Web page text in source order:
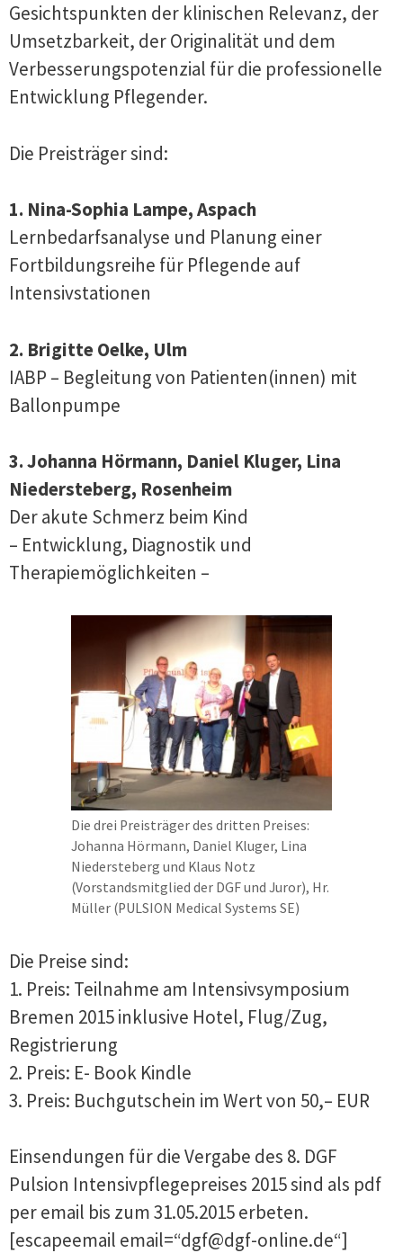
Gesichtspunkten der klinischen Relevanz, der
Umsetzbarkeit, der Originalität und dem
Verbesserungspotenzial für die professionelle
Entwicklung Pflegender.
Die Preisträger sind:
1. Nina-Sophia Lampe, Aspach
Lernbedarfsanalyse und Planung einer
Fortbildungsreihe für Pflegende auf
Intensivstationen
2. Brigitte Oelke, Ulm
IABP – Begleitung von Patienten(innen) mit
Ballonpumpe
3. Johanna Hörmann, Daniel Kluger, Lina
Niedersteberg, Rosenheim
Der akute Schmerz beim Kind
– Entwicklung, Diagnostik und
Therapiemöglichkeiten –
Die drei Preisträger des dritten Preises:
Johanna Hörmann, Daniel Kluger, Lina
Niedersteberg und Klaus Notz
(Vorstandsmitglied der DGF und Juror), Hr.
Müller (PULSION Medical Systems SE)
Die Preise sind:
1. Preis: Teilnahme am Intensivsymposium
Bremen 2015 inklusive Hotel, Flug/Zug,
Registrierung
2. Preis: E- Book Kindle
3. Preis: Buchgutschein im Wert von 50,– EUR
Einsendungen für die Vergabe des 8. DGF
Pulsion Intensivpflegepreises 2015 sind als pdf
per email bis zum 31.05.2015 erbeten.
[escapeemail email=“dgf@dgf-online.de“]